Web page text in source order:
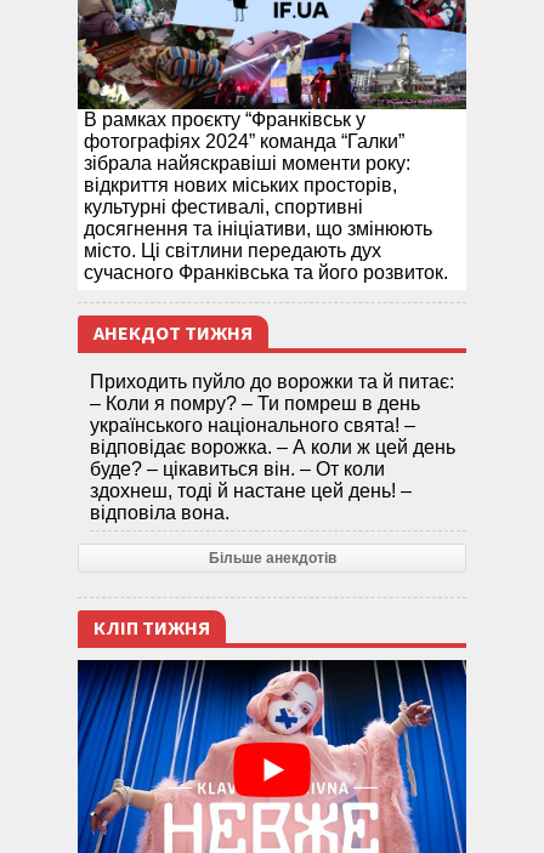
В рамках проєкту “Франківськ у
фотографіях 2024” команда “Галки”
зібрала найяскравіші моменти року:
відкриття нових міських просторів,
культурні фестивалі, спортивні
досягнення та ініціативи, що змінюють
місто. Ці світлини передають дух
сучасного Франківська та його розвиток.
АНЕКДОТ ТИЖНЯ
Приходить пуйло до ворожки та й питає:
– Коли я помру? – Ти помреш в день
українського національного свята! –
відповідає ворожка. – А коли ж цей день
буде? – цікавиться він. – От коли
здохнеш, тоді й настане цей день! –
відповіла вона.
Більше анекдотів
КЛІП ТИЖНЯ